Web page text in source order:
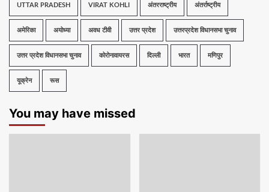
UTTAR PRADESH VIRAT KOHLI अंतरराष्ट्रीय अंतर्राष्ट्रीय
अमेरिका अयोध्या अवध टीवी उत्तर प्रदेश उत्तरप्रदेश विधानसभा चुनाव
उत्तर प्रदेश विधानसभा चुनाव कोरोनावायरस दिल्ली भारत मणिपुर
यूक्रेन रूस
You may have missed